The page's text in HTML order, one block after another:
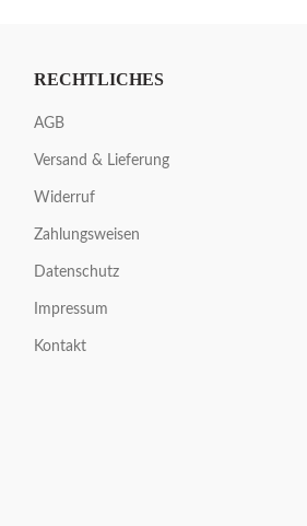
RECHTLICHES
AGB
Versand & Lieferung
Widerruf
Zahlungsweisen
Datenschutz
Impressum
Kontakt